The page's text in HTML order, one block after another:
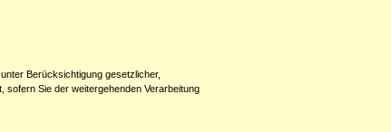
Berücksichtigung gesetzlicher,
Sie der weitergehenden Verarbeitung